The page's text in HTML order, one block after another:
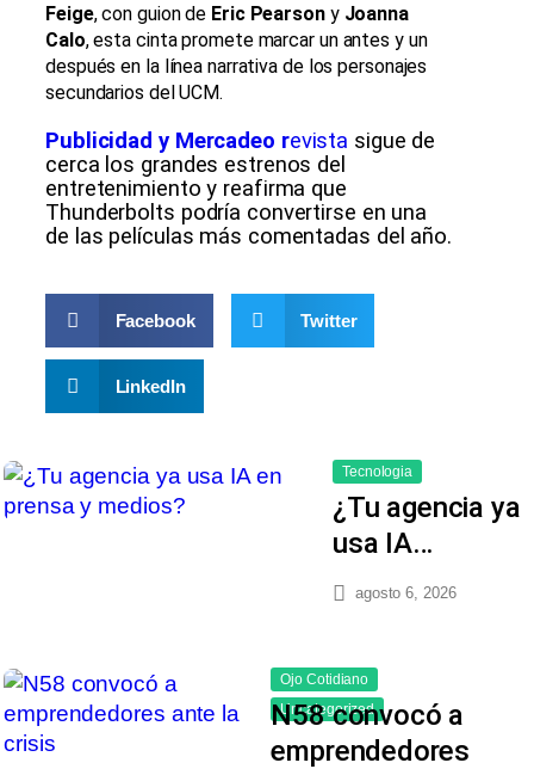
Feige, con guion de Eric Pearsony Joanna
Calo, esta cinta promete marcar un antes y un
después en la línea narrativa de los personajes
secundarios del UCM.
Publicidad y Mercadeo revista sigue de
cerca los grandes estrenos del
entretenimiento y reafirma que
Thunderbolts podría convertirse en una
de las películas más comentadas del año.
Facebook Twitter
LinkedIn
Tecnologia
¿Tu agencia ya
usa IA…
agosto 6, 2026
Ojo Cotidiano
Uncategorized
N58 convocó a
emprendedores